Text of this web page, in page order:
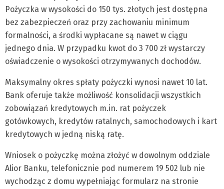
Pożyczka w wysokości do 150 tys. złotych jest dostępna
bez zabezpieczeń oraz przy zachowaniu minimum
formalności, a środki wypłacane są nawet w ciągu
jednego dnia. W przypadku kwot do 3 700 zł wystarczy
oświadczenie o wysokości otrzymywanych dochodów.
Maksymalny okres spłaty pożyczki wynosi nawet 10 lat.
Bank oferuje także możliwość konsolidacji wszystkich
zobowiązań kredytowych m.in. rat pożyczek
gotówkowych, kredytów ratalnych, samochodowych i kart
kredytowych w jedną niską ratę.
Wniosek o pożyczkę można złożyć w dowolnym oddziale
Alior Banku, telefonicznie pod numerem 19 502 lub nie
wychodząc z domu wypełniając formularz na stronie